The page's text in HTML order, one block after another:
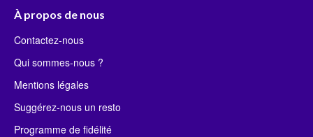
À propos de nous
Contactez-nous
Qui sommes-nous ?
Mentions légales
Suggérez-nous un resto
Programme de fidélité